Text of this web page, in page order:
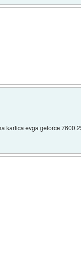
kartica evga geforce 7600